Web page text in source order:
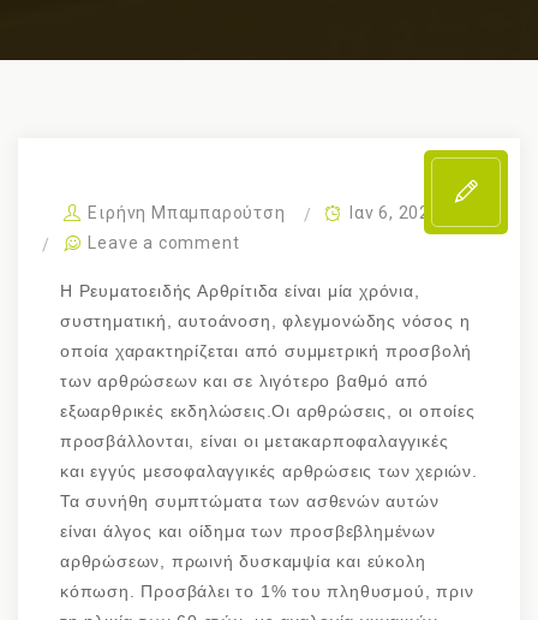
Ειρήνη Μπαμπαρούτση
Ιαν 6, 2022
Leave a comment
Η Ρευματοειδής Αρθρίτιδα είναι μία χρόνια,
συστηματική, αυτοάνοση, φλεγμονώδης νόσος η
οποία χαρακτηρίζεται από συμμετρική προσβολή
των αρθρώσεων και σε λιγότερο βαθμό από
εξωαρθρικές εκδηλώσεις.Οι αρθρώσεις, οι οποίες
προσβάλλονται, είναι οι μετακαρποφαλαγγικές
και εγγύς μεσοφαλαγγικές αρθρώσεις των χεριών.
Τα συνήθη συμπτώματα των ασθενών αυτών
είναι άλγος και οίδημα των προσβεβλημένων
αρθρώσεων, πρωινή δυσκαμψία και εύκολη
κόπωση. Προσβάλει το 1% του πληθυσμού, πριν